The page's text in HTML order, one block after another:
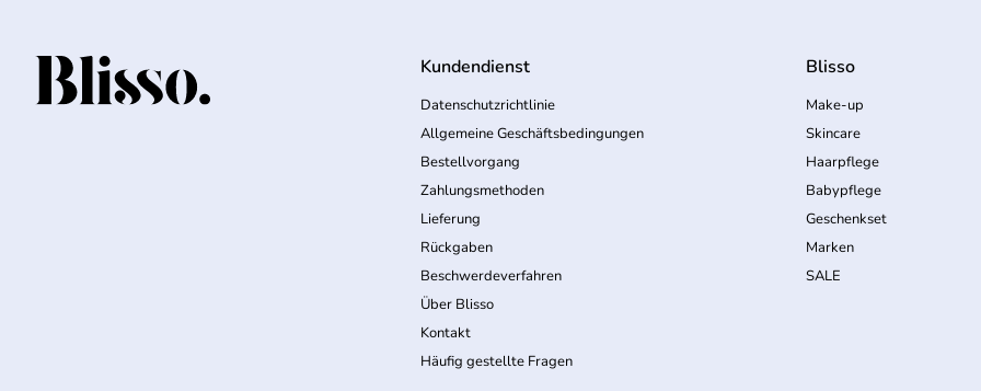
Startseite Kundendienst
Datenschutzrichtlinie
Allgemeine Geschäftsbedingungen
Bestellvorgang
Zahlungsmethoden
Lieferung
Rückgaben
Beschwerdeverfahren
Über Blisso
Kontakt
Häufig gestellte Fragen
Blisso
Make-up
Skincare
Haarpflege
Babypflege
Geschenkset
Marken
SALE